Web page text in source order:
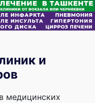
и
медицинских